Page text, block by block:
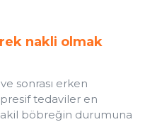
nakli olmak
sonrası erken
tedaviler en
böbreğin durumuna